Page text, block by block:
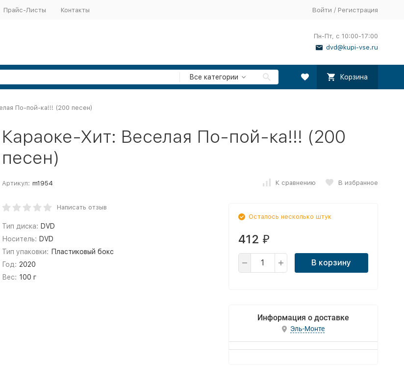
Прайс-Листы Контакты Войти / Регистрация
Пн-Пт, с 10:00-17:00
dvd@kupi-vse.ru
Все категории Корзина
По-пой-ка!!! (200 песен)
Караоке-Хит: Веселая По-пой-ка!!! (200
песен)
Артикул: m1954 К сравнению В избранное
Написать отзыв
Тип диска: DVD
Носитель: DVD
Тип упаковки: Пластиковый бокс
Год: 2020
Вес: 100 г
Осталось несколько штук
412 ₽
В корзину
Информация о доставке
Эль-Монте